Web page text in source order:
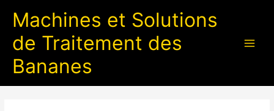
Machines et Solutions
de Traitement des
Bananes